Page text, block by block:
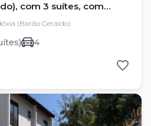
com 3 suítes, com
(Barão Geraldo)
4